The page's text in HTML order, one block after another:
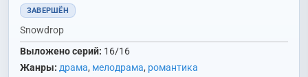
ЗАВЕРШЁН
Snowdrop
Выложено серий: 16/16
Жанры: драма, мелодрама, романтика